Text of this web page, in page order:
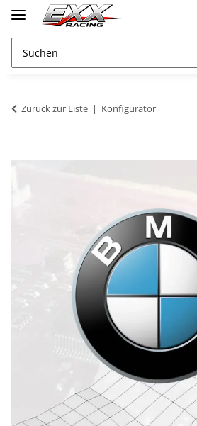
Zurück zur Liste Konfigurator